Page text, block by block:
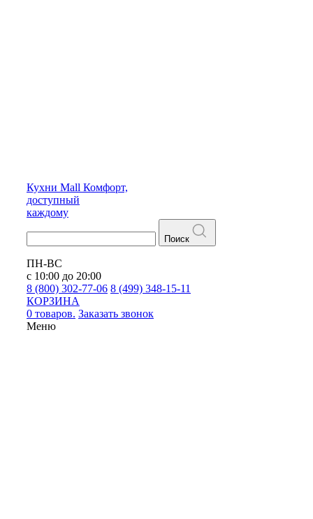
Кухни Mall Комфорт,
доступный
каждому
Поиск
ПН-ВС
с 10:00 до 20:00
8 (800) 302-77-06 8 (499) 348-15-11
КОРЗИНА
0 товаров. Заказать звонок
Меню